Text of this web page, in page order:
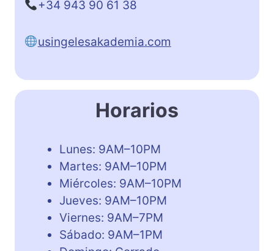
+34 943 90 61 38
usingelesakademia.com
Horarios
Lunes: 9AM–10PM
Martes: 9AM–10PM
Miércoles: 9AM–10PM
Jueves: 9AM–10PM
Viernes: 9AM–7PM
Sábado: 9AM–1PM